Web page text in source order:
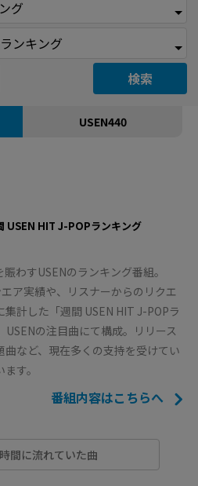
検索
USEN440
USEN HIT J-POPランキング
わすUSENのランキング番組。
ア実績や、リスナーからのリクエ
計した「週間 USEN HIT J-POPラ
の注目曲にて構成。リリース
など、現在多くの支持を受けてい
す。
番組内容はこちらへ
間に流れていた曲